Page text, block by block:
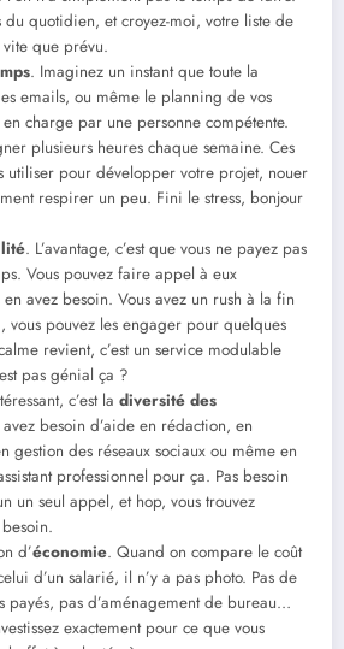
du quotidien, et croyez-moi, votre liste de
vite que prévu.
. Imaginez un instant que toute la
emails, ou même le planning de vos
charge par une personne compétente.
plusieurs heures chaque semaine. Ces
utiliser pour développer votre projet, nouer
respirer un peu. Fini le stress, bonjour
. L’avantage, c’est que vous ne payez pas
Vous pouvez faire appel à eux
avez besoin. Vous avez un rush à la fin
vous pouvez les engager pour quelques
revient, c’est un service modulable
pas génial ça ?
c’est la diversité des
avez besoin d’aide en rédaction, en
gestion des réseaux sociaux ou même en
professionnel pour ça. Pas besoin
un seul appel, et hop, vous trouvez
d’économie. Quand on compare le coût
d’un salarié, il n’y a pas photo. Pas de
payés, pas d’aménagement de bureau…
exactement pour ce que vous